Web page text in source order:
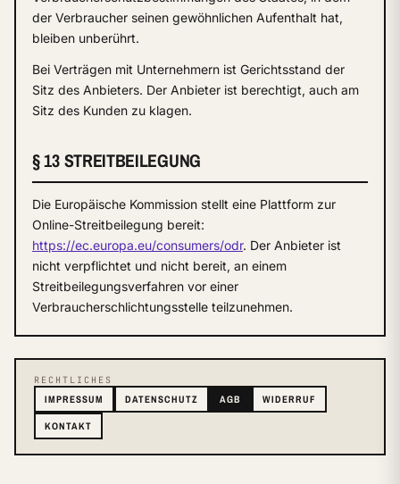
der Verbraucher seinen gewöhnlichen Aufenthalt hat,
bleiben unberührt.
Bei Verträgen mit Unternehmern ist Gerichtsstand der
Sitz des Anbieters. Der Anbieter ist berechtigt, auch am
Sitz des Kunden zu klagen.
§ 13 STREITBEILEGUNG
Die Europäische Kommission stellt eine Plattform zur
Online-Streitbeilegung bereit:
https://ec.europa.eu/consumers/odr. Der Anbieter ist
nicht verpflichtet und nicht bereit, an einem
Streitbeilegungsverfahren vor einer
Verbraucherschlichtungsstelle teilzunehmen.
RECHTLICHES
IMPRESSUM DATENSCHUTZ AGB WIDERRUF
KONTAKT